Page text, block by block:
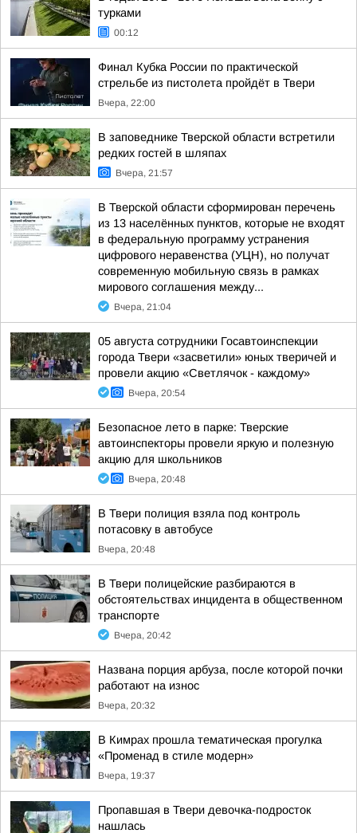
турками
00:12
Финал Кубка России по практической
стрельбе из пистолета пройдёт в Твери
Вчера, 22:00
В заповеднике Тверской области встретили
редких гостей в шляпах
Вчера, 21:57
В Тверской области сформирован перечень
из 13 населённых пунктов, которые не входят
в федеральную программу устранения
цифрового неравенства (УЦН), но получат
современную мобильную связь в рамках
мирового соглашения между...
Вчера, 21:04
05 августа сотрудники Госавтоинспекции
города Твери «засветили» юных тверичей и
провели акцию «Светлячок - каждому»
Вчера, 20:54
Безопасное лето в парке: Тверские
автоинспекторы провели яркую и полезную
акцию для школьников
Вчера, 20:48
В Твери полиция взяла под контроль
потасовку в автобусе
Вчера, 20:48
В Твери полицейские разбираются в
обстоятельствах инцидента в общественном
транспорте
Вчера, 20:42
Названа порция арбуза, после которой почки
работают на износ
Вчера, 20:32
В Кимрах прошла тематическая прогулка
«Променад в стиле модерн»
Вчера, 19:37
Пропавшая в Твери девочка-подросток
нашлась